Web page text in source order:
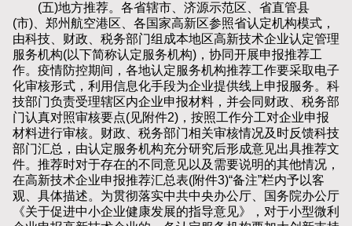
(五)地方推荐。各省辖市、济源示范区、省直管县
(市)、郑州航空港区、各国家高新区参照省认定机构模式，
由科技、财政、税务部门组成本地区高新技术企业认定管理
服务机构(以下简称认定服务机构)，协同开展申报推荐工
作。疫情防控期间，各地认定服务机构推荐工作要采取电子
化审核形式，利用信息化手段为企业提供线上申报服务。科
技部门负责受理辖区内企业申报材料，并会同财政、税务部
门认真对照审核要点(见附件2)，按照工作分工对企业申报
材料进行审核。财政、税务部门相关审核情况及时反馈科技
部门汇总，由认定服务机构充分研究后形成意见出具推荐文
件。推荐时对于存在的不同意见以及需要说明的其他情况，
在高新技术企业申报推荐汇总表(附件3)“备注”栏内予以客
观、具体描述。为贯彻落实中共中央办公厅、国务院办公厅
《关于促进中小企业健康发展的指导意见》，对于小型微利